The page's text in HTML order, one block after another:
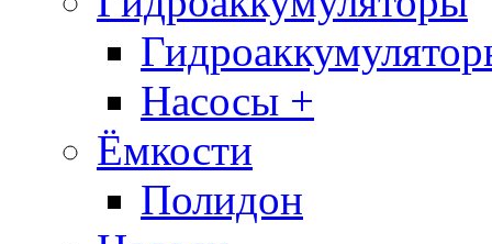
Насосы +
Ёмкости
Полидон